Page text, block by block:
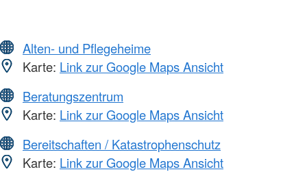
Alten- und Pflegeheime
Karte: Link zur Google Maps Ansicht
Beratungszentrum
Karte: Link zur Google Maps Ansicht
Bereitschaften / Katastrophenschutz
Karte: Link zur Google Maps Ansicht